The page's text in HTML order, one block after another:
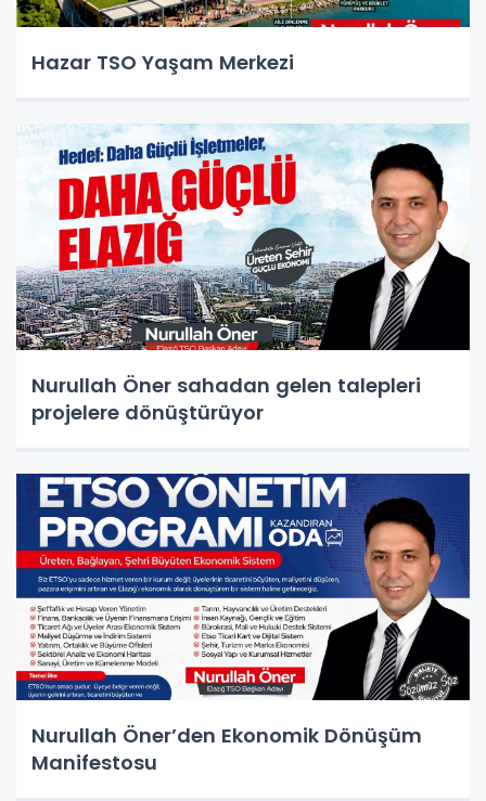
Hazar TSO Yaşam Merkezi
Nurullah Öner sahadan gelen talepleri
projelere dönüştürüyor
Nurullah Öner’den Ekonomik Dönüşüm
Manifestosu